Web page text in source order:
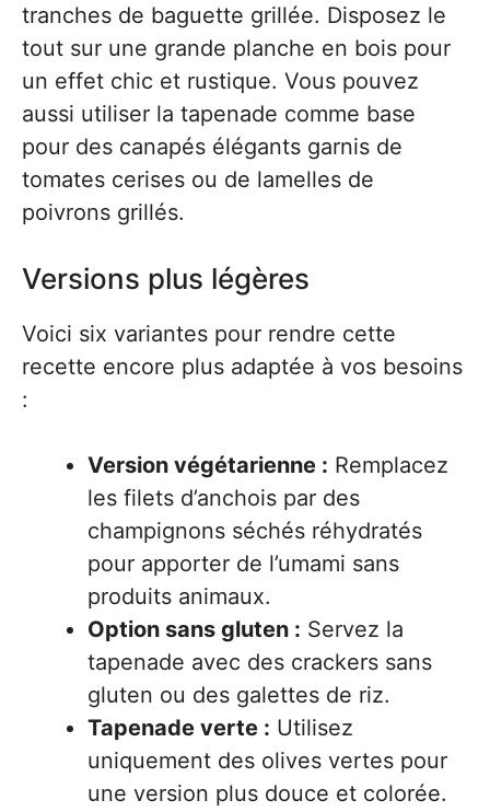
tranches de baguette grillée. Disposez le
tout sur une grande planche en bois pour
un effet chic et rustique. Vous pouvez
aussi utiliser la tapenade comme base
pour des canapés élégants garnis de
tomates cerises ou de lamelles de
poivrons grillés.
Versions plus légères
Voici six variantes pour rendre cette
recette encore plus adaptée à vos besoins
:
Version végétarienne : Remplacez
les filets d’anchois par des
champignons séchés réhydratés
pour apporter de l’umami sans
produits animaux.
Option sans gluten : Servez la
tapenade avec des crackers sans
gluten ou des galettes de riz.
Tapenade verte : Utilisez
uniquement des olives vertes pour
une version plus douce et colorée.